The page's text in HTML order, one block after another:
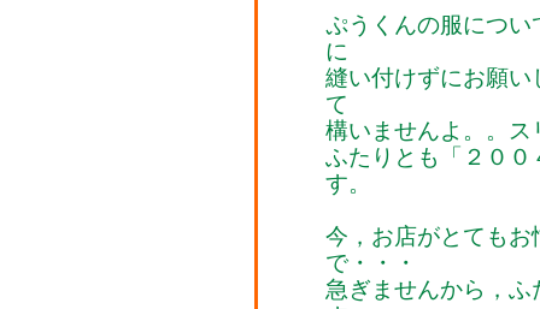
ぷうくんの服につ
に
縫い付けずにお願
て
構いませんよ。。
ふたりとも「２０
す。
今，お店がとても
で・・・
急ぎませんから，